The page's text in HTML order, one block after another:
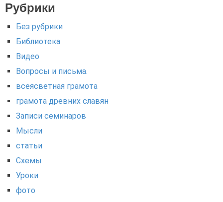
Рубрики
Без рубрики
Библиотека
Видео
Вопросы и письма.
всеясветная грамота
грамота древних славян
Записи семинаров
Мысли
статьи
Схемы
Уроки
фото